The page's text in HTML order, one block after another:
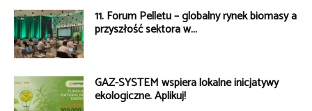
11. Forum Pelletu – globalny rynek biomasy a
przyszłość sektora w...
GAZ-SYSTEM wspiera lokalne inicjatywy
ekologiczne. Aplikuj!